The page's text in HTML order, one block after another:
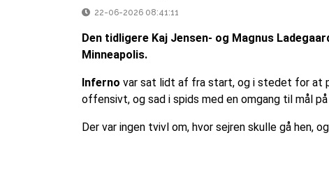
22-06-2026 08:41:11
Den tidligere Kaj Jensen- og Magnus
Minneapolis.
Inferno var sat lidt af fra start, og i stedet for at
offensivt, og sad i spids med en omgang til mål
Der var ingen tvivl om, hvor sejren skulle gå hen,